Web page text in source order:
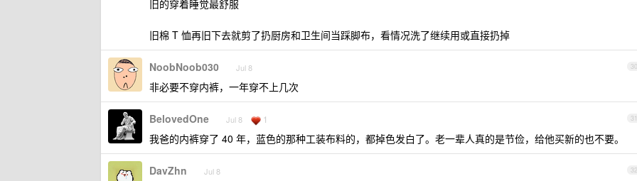
旧的穿着睡觉最舒服
旧棉 T 恤再旧下去就剪了扔厨房和卫生间当踩脚布，看情况洗了继续用或直接扔掉
30
NoobNoob030 Jul 8
非必要不穿内裤，一年穿不上几次
31
BelovedOne Jul 8 1
我爸的内裤穿了 40 年，蓝色的那种工装布料的，都掉色发白了。老一辈人真的是节俭，给他买新的也不要。
32
DavZhn Jul 8